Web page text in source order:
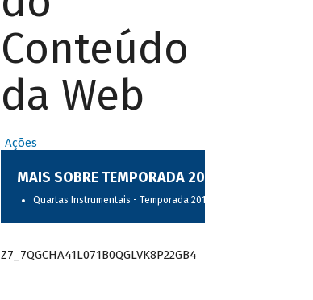
Conteúdo
da Web
Ações
MAIS SOBRE TEMPORADA 2017
Quartas Instrumentais - Temporada 2017
Z7_7QGCHA41L071B0QGLVK8P22GB4